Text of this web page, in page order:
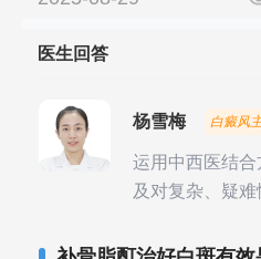
医生回答
杨雪梅 白癜风
运用中西医结
及对复杂、疑
合巩固用药的调